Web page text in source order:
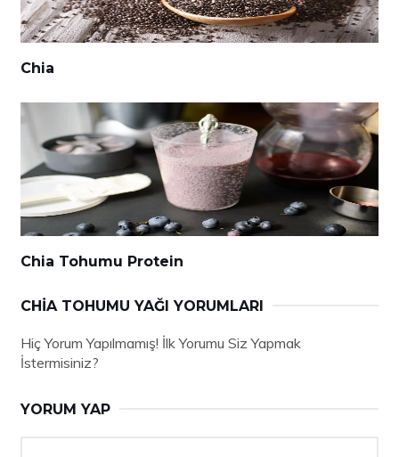
Chia
Chia Tohumu Protein
CHIA TOHUMU YAĞI YORUMLARI
Hiç Yorum Yapılmamış! İlk Yorumu Siz Yapmak
İstermisiniz?
YORUM YAP